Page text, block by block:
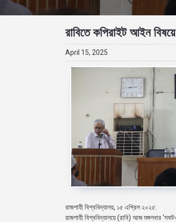
রাবিতে কপিরাইট আইন
April 15, 2025
রাজশাহী বিশ্ববিদ্যালয়, ১৫ এপ্রিল ২০২৫:
রাজশাহী বিশ্ববিদ্যালয়ে (রাবি) আজ মঙ্গলবার